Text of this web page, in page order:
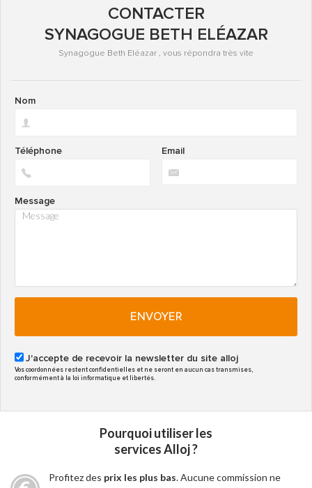
CONTACTER
SYNAGOGUE BETH ELÉAZAR
Synagogue Beth Eléazar , vous répondra très vite
Nom
Email
Téléphone
Message
ENVOYER
J'accepte de recevoir la newsletter du site alloj
Vos coordonnées restent confidentielles et ne seront en aucun cas transmises,
conformément à la loi informatique et libertés.
Pourquoi utiliser les
services Alloj ?
Profitez des prix les plus bas. Aucune commission ne